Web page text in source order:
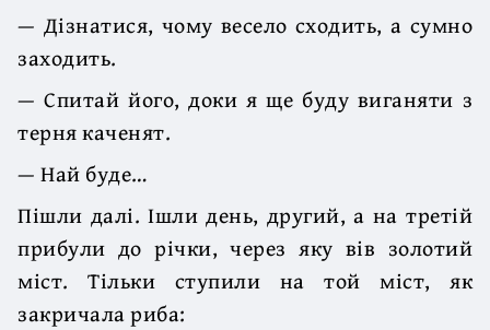
— Дізнатися, чому весело сходить, а сумно
заходить.
— Спитай його, доки я ще буду виганяти з
терня каченят.
— Най буде…
Пішли далі. Ішли день, другий, а на третій
прибули до річки, через яку вів золотий
міст. Тільки ступили на той міст, як
закричала риба: